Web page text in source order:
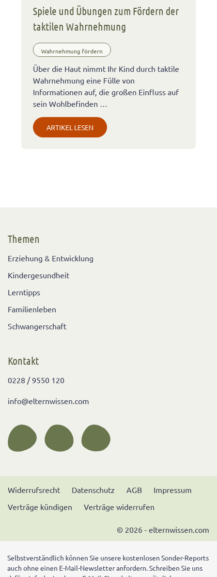
Spiele und Übungen zum Fördern der
taktilen Wahrnehmung
Wahrnehmung fördern
Über die Haut nimmt Ihr Kind durch taktile
Wahrnehmung eine Fülle von
Informationen auf, die großen Einfluss auf
sein Wohlbefinden …
ARTIKEL LESEN
Themen
Erziehung & Entwicklung
Kindergesundheit
Lerntipps
Familienleben
Schwangerschaft
Kontakt
0228 / 9550 120
info@elternwissen.com
Widerrufsrecht Datenschutz AGB
Impressum
Verträge kündigen
Verträge widerrufen
© 2026 - elternwissen.com
Selbstverständlich können Sie unsere kostenlosen Sonder-Reports
auch ohne einen E-Mail-Newsletter anfordern. Schreiben Sie uns